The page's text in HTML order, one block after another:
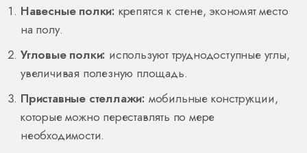
Навесные полки: крепятся к стене, экономят место
на полу.
Угловые полки: используют труднодоступные углы,
увеличивая полезную площадь.
Приставные стеллажи: мобильные конструкции,
которые можно переставлять по мере
необходимости.